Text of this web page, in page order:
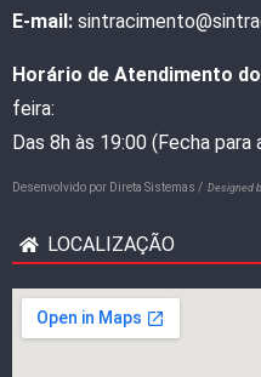
E-mail:
Horário de Atendimento
feira:
Das 8h às 19:00 (Fecha
Desenvolvido por Direta Sistemas / Designed
LOCALIZAÇÃO